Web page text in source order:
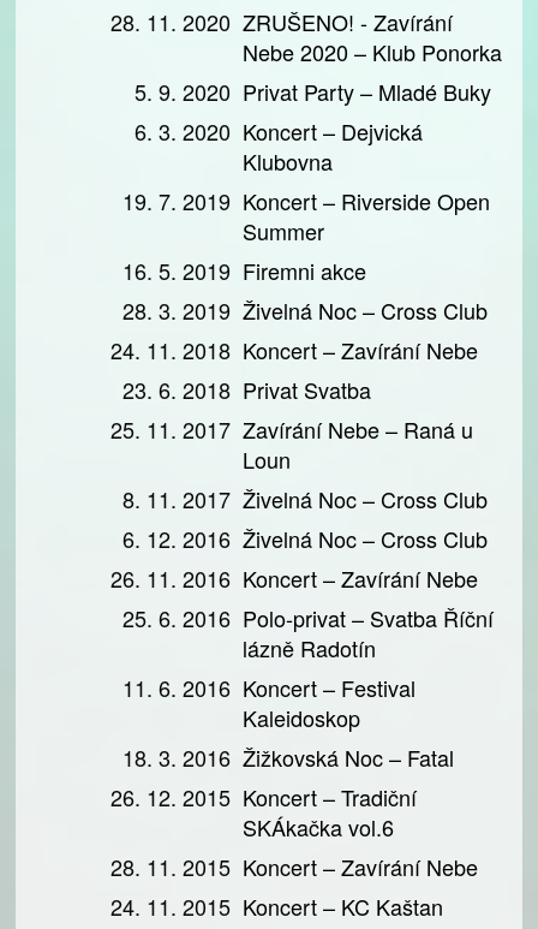
28. 11. 2020 ZRUŠENO! - Zavírání
Nebe 2020 – Klub Ponorka
5. 9. 2020 Privat Party – Mladé Buky
6. 3. 2020 Koncert – Dejvická
Klubovna
19. 7. 2019 Koncert – Riverside Open
Summer
16. 5. 2019 Firemni akce
28. 3. 2019 Živelná Noc – Cross Club
24. 11. 2018 Koncert – Zavírání Nebe
23. 6. 2018 Privat Svatba
25. 11. 2017 Zavírání Nebe – Raná u
Loun
8. 11. 2017 Živelná Noc – Cross Club
6. 12. 2016 Živelná Noc – Cross Club
26. 11. 2016 Koncert – Zavírání Nebe
25. 6. 2016 Polo-privat – Svatba Říční
lázně Radotín
11. 6. 2016 Koncert – Festival
Kaleidoskop
18. 3. 2016 Žižkovská Noc – Fatal
26. 12. 2015 Koncert – Tradiční
SKÁkačka vol.6
28. 11. 2015 Koncert – Zavírání Nebe
24. 11. 2015 Koncert – KC Kaštan